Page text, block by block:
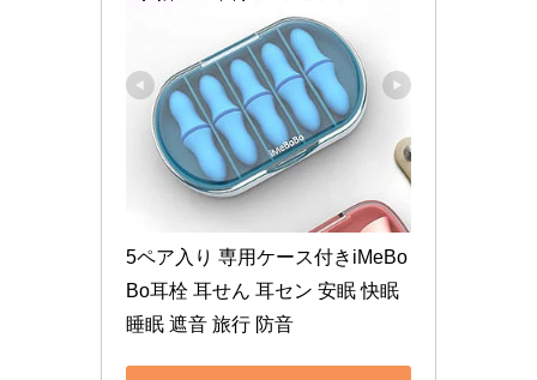
5ペア入り 専用ケース付きiMeBo
Bo耳栓 耳せん 耳セン 安眠 快眠
睡眠 遮音 旅行 防音